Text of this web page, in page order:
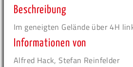
Beschreibung
Im geneigten Gelände über 4H
Informationen von
Alfred Hack, Stefan Reinfelder